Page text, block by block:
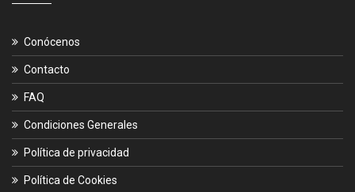
Conócenos
Contacto
FAQ
Condiciones Generales
Política de privacidad
Política de Cookies